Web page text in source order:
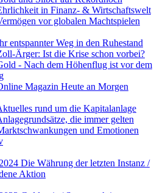
in Finanz- & Wirtschaftswelt
vor globalen Machtspielen
entspannter Weg in den Ruhestand
Ärger: Ist die Krise schon vorbei?
- Nach dem Höhenflug ist vor dem
Magazin Heute an Morgen
rund um die Kapitalanlage
die immer gelten
und Emotionen
Die Währung der letzten Instanz /
Aktion